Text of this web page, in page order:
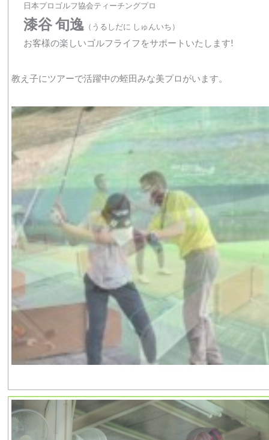
日本プロゴルフ協会ティーチングプロ
漆谷 旬逸（うるしだに しゅんいち）
お客様の楽しいゴルフライフをサポートいたします!
教え子にツアーで活躍中の蛭田みな美プロがいます。